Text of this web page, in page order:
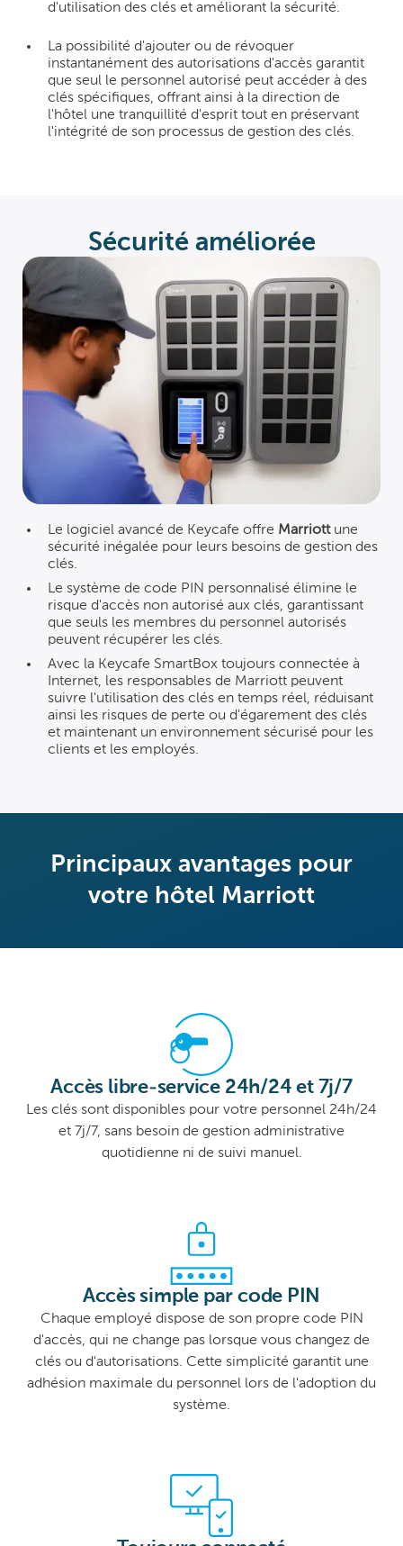
d'utilisation des clés et améliorant la sécurité.
La possibilité d'ajouter ou de révoquer
instantanément des autorisations d'accès garantit
que seul le personnel autorisé peut accéder à des
clés spécifiques, offrant ainsi à la direction de
l'hôtel une tranquillité d'esprit tout en préservant
l'intégrité de son processus de gestion des clés.
Sécurité améliorée
Le logiciel avancé de Keycafe offre Marriott une
sécurité inégalée pour leurs besoins de gestion des
clés.
Le système de code PIN personnalisé élimine le
risque d'accès non autorisé aux clés, garantissant
que seuls les membres du personnel autorisés
peuvent récupérer les clés.
Avec la Keycafe SmartBox toujours connectée à
Internet, les responsables de Marriott peuvent
suivre l'utilisation des clés en temps réel, réduisant
ainsi les risques de perte ou d'égarement des clés
et maintenant un environnement sécurisé pour les
clients et les employés.
Principaux avantages pour
votre hôtel Marriott
Accès libre-service 24h/24 et 7j/7
Les clés sont disponibles pour votre personnel 24h/24
et 7j/7, sans besoin de gestion administrative
quotidienne ni de suivi manuel.
Accès simple par code PIN
Chaque employé dispose de son propre code PIN
d'accès, qui ne change pas lorsque vous changez de
clés ou d'autorisations. Cette simplicité garantit une
adhésion maximale du personnel lors de l'adoption du
système.